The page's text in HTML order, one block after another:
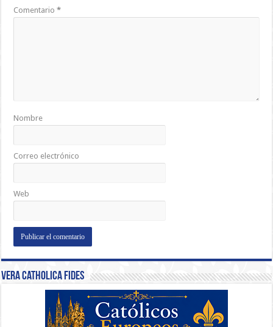
Comentario*
Nombre
Correo electrónico
Web
Vera Catholica Fides